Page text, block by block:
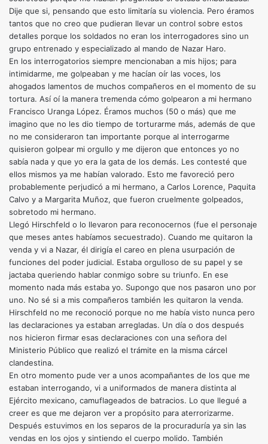
Dije que si, pensando que esto limitaría su violencia. Pero éramos
tantos que no creo que pudieran llevar un control sobre estos
detalles porque los soldados no eran los interrogadores sino un
grupo entrenado y especializado al mando de Nazar Haro.
En los interrogatorios siempre mencionaban a mis hijos; para
intimidarme, me golpeaban y me hacían oír las voces, los
ahogados lamentos de muchos compañeros en el momento de su
tortura. Así oí la manera tremenda cómo golpearon a mi hermano
Francisco Uranga López. Éramos muchos (50 o más) que me
imagino que no les dio tiempo de torturarme más, además de que
no me consideraron tan importante porque al interrogarme
quisieron golpear mi orgullo y me dijeron que entonces yo no
sabía nada y que yo era la gata de los demás. Les contesté que
ellos mismos ya me habían valorado. Esto me favoreció pero
probablemente perjudicó a mi hermano, a Carlos Lorence, Paquita
Calvo y a Margarita Muñoz, que fueron cruelmente golpeados,
sobretodo mi hermano.
Llegó Hirschfeld o lo llevaron para reconocernos (fue el personaje
que meses antes habíamos secuestrado). Cuando me quitaron la
venda y vi a Nazar, él dirigía el careo en plena usurpación de
funciones del poder judicial. Estaba orgulloso de su papel y se
jactaba queriendo hablar conmigo sobre su triunfo. En ese
momento nada más estaba yo. Supongo que nos pasaron uno por
uno. No sé si a mis compañeros también les quitaron la venda.
Hirschfeld no me reconoció porque no me había visto nunca pero
las declaraciones ya estaban arregladas. Un día o dos después
nos hicieron firmar esas declaraciones con una señora del
Ministerio Público que realizó el trámite en la misma cárcel
clandestina.
En otro momento pude ver a unos acompañantes de los que me
estaban interrogando, vi a uniformados de manera distinta al
Ejército mexicano, camuflageados de batracios. Lo que llegué a
creer es que me dejaron ver a propósito para aterrorizarme.
Después estuvimos en los separos de la procuraduría ya sin las
vendas en los ojos y sintiendo el cuerpo molido. También